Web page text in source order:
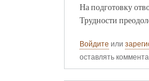
На подготовку
Трудности
Войдите или
оставлять